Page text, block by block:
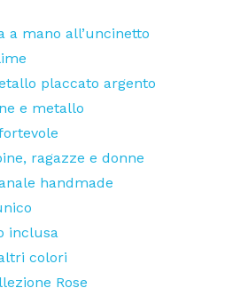
a mano all’uncinetto
placcato argento
e metallo
ragazze e donne
handmade
inclusa
colori
Rose